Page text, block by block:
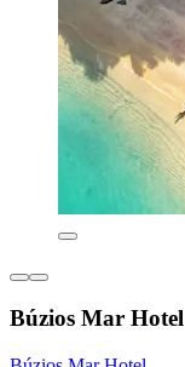
Búzios Mar Hotel